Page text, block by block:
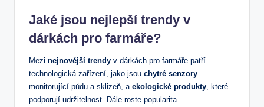
Jaké jsou nejlepší trendy v
dárkách pro farmáře?
Mezi nejnovější trendy v dárkách pro farmáře patří
technologická zařízení, jako jsou chytré senzory
monitorující půdu a sklizeň, a ekologické produkty , které
podporují udržitelnost. Dále roste popularita